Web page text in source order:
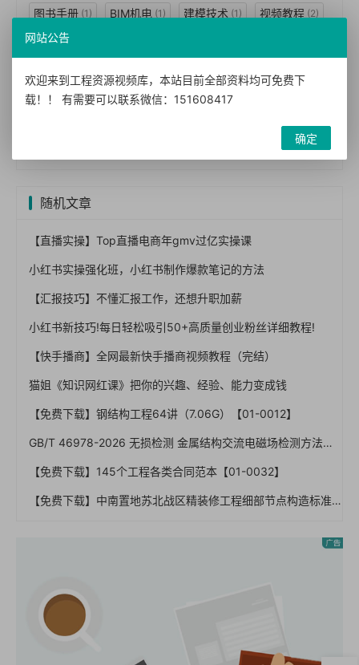
图书手册 (1) BIM机电 (1) 建模技术 (1) 视频教程 (2)
BIM技术
技术措施(7) 暖通空调(2) 动力(1)
随机文章
【直播实操】Top直播电商年gmv过亿实操课
小红书实操强化班，小红书制作爆款笔记的方法
【汇报技巧】不懂汇报工作，还想升职加薪
小红书新技巧!每日轻松吸引50+高质量创业粉丝详细教程!
【快手播商】全网最新快手播商视频教程（完结）
猫姐《知识网红课》把你的兴趣、经验、能力变成钱
【免费下载】钢结构工程64讲（7.06G）【01-0012】
GB/T 46978-2026 无损检测 金属结构交流电磁场检测方法（一文读懂）
【免费下载】145个工程各类合同范本【01-0032】
【免费下载】中南置地苏北战区精装修工程细部节点构造标准【01-0025】
网站公告
欢迎来到工程资源视频库，本站目前全部资料均可免费下
载！！ 有需要可以联系微信：151608417
确定